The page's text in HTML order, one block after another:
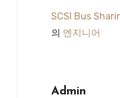
SCSI Bus
의 엔지니어
Admin